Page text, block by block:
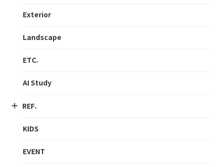
Exterior
Landscape
ETC.
AI Study
REF.
KIDS
EVENT